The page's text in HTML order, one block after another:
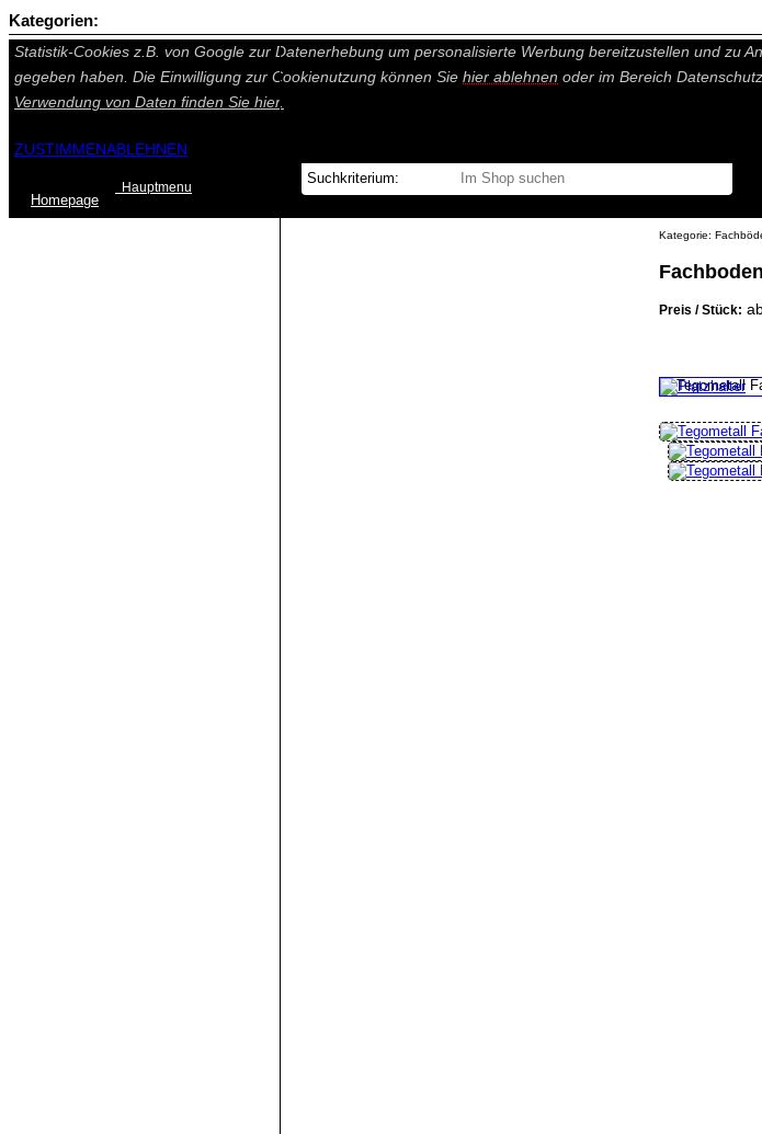
Auf dieser Seite werden technisch notwendige Cookies gesetzt. Technisch nicht notwendige Cookies
Statistik-Cookies z.B. von Google zur Datenerhebung um personalisierte Werbung bereitzustellen und zu
gegeben haben. Die Einwilligung zur Cookienutzung können Sie hier ablehnen oder im Bereich
Verwendung von Daten finden Sie hier.
ZUSTIMMENABLEHNEN
Homepage
Hauptmenu
Kategorie:
Preis / Stück:
Kategorien: